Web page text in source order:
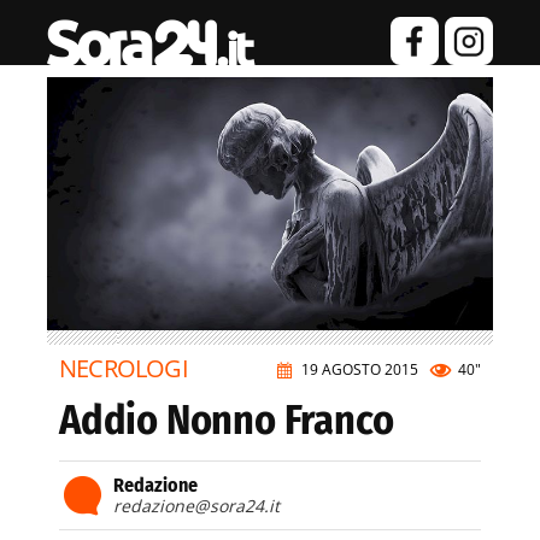
19 AGOSTO 2015 40"
NECROLOGI
Addio Nonno Franco
Redazione
redazione@sora24.it